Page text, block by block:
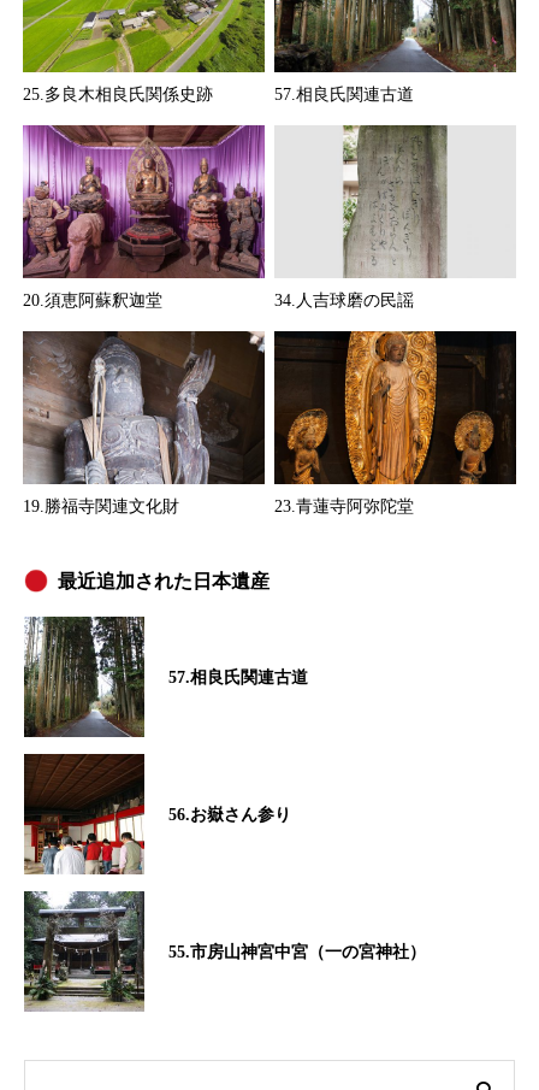
25.多良木相良氏関係史跡 57.相良氏関連古道
20.須恵阿蘇釈迦堂 34.人吉球磨の民謡
19.勝福寺関連文化財 23.青蓮寺阿弥陀堂
最近追加された日本遺産
57.相良氏関連古道
56.お嶽さん参り
55.市房山神宮中宮（一の宮神社）